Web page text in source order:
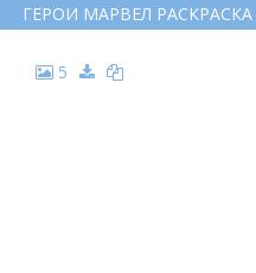
ГЕРОИ МАРВЕЛ
5